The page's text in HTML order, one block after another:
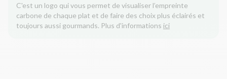
C'est un logo qui vous permet de visualiser l’empreinte
carbone de chaque plat et de faire des choix plus éclairés et
toujours aussi gourmands. Plus d'informations ici